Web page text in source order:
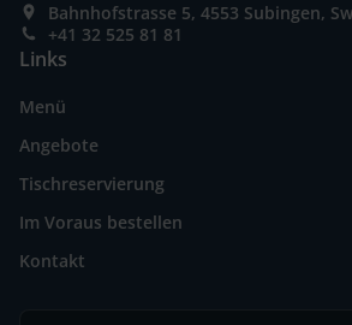
Bahnhofstrasse 5, 4553 Subingen,
+41 32 525 81 81
Links
Menü
Angebote
Tischreservierung
Im Voraus bestellen
Kontakt